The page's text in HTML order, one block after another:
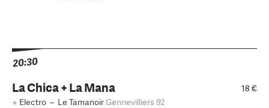
20:30
18 €
La Chica + La Mana
Electro – Le TamanoirGennevilliers 92